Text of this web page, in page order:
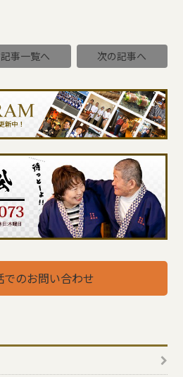
記事一覧へ 次の記事へ
でのお問い合わせ